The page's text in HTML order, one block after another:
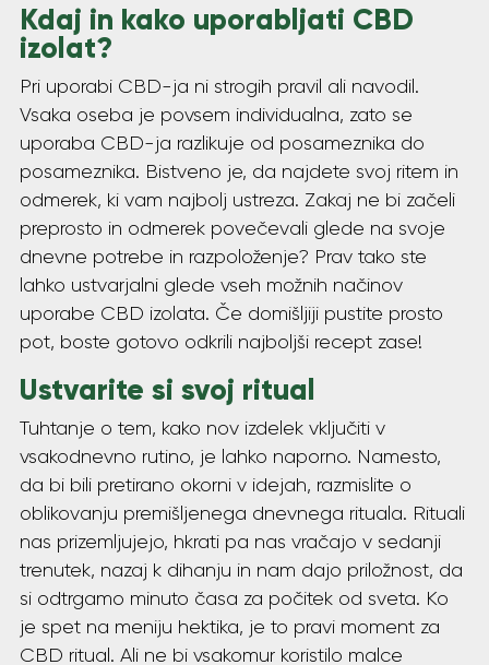
Kdaj in kako uporabljati CBD
izolat?
Pri uporabi CBD-ja ni strogih pravil ali navodil.
Vsaka oseba je povsem individualna, zato se
uporaba CBD-ja razlikuje od posameznika do
posameznika. Bistveno je, da najdete svoj ritem in
odmerek, ki vam najbolj ustreza. Zakaj ne bi začeli
preprosto in odmerek povečevali glede na svoje
dnevne potrebe in razpoloženje? Prav tako ste
lahko ustvarjalni glede vseh možnih načinov
uporabe CBD izolata. Če domišljiji pustite prosto
pot, boste gotovo odkrili najboljši recept zase!
Ustvarite si svoj ritual
Tuhtanje o tem, kako nov izdelek vključiti v
vsakodnevno rutino, je lahko naporno. Namesto,
da bi bili pretirano okorni v idejah, razmislite o
oblikovanju premišljenega dnevnega rituala. Rituali
nas prizemljujejo, hkrati pa nas vračajo v sedanji
trenutek, nazaj k dihanju in nam dajo priložnost, da
si odtrgamo minuto časa za počitek od sveta. Ko
je spet na meniju hektika, je to pravi moment za
CBD ritual. Ali ne bi vsakomur koristilo malce